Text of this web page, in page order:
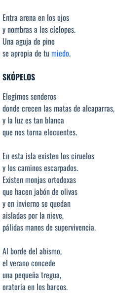
Entra arena en los ojos
y nombras a los cíclopes.
Una aguja de pino
se apropia de tumiedo.
SKÓPELOS
Elegimos senderos
donde crecen las matas de alcaparras,
y la luz es tan blanca
que nos torna elocuentes.
En esta isla existen los ciruelos
y los caminos escarpados.
Existen monjas ortodoxas
que hacen jabón de olivas
y en invierno se quedan
aisladas por la nieve,
pálidas manos de supervivencia.
Al borde del abismo,
el verano concede
una pequeña tregua,
oratoria en los barcos.